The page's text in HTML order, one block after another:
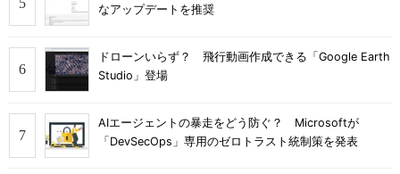
なアップデートを推奨
ドローンいらず？ 飛行動画作成できる「Google Earth
Studio」登場
AIエージェントの暴走をどう防ぐ？ Microsoftが
「DevSecOps」専用のゼロトラスト統制策を発表